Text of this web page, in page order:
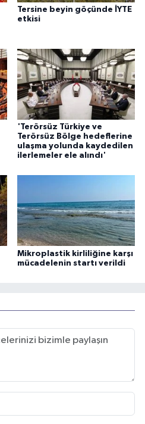
Tersine beyin göçünde İYTE
etkisi
'Terörsüz Türkiye ve
Terörsüz Bölge hedeflerine
ulaşma yolunda kaydedilen
ilerlemeler ele alındı'
Mikroplastik kirliliğine karşı
mücadelenin startı verildi